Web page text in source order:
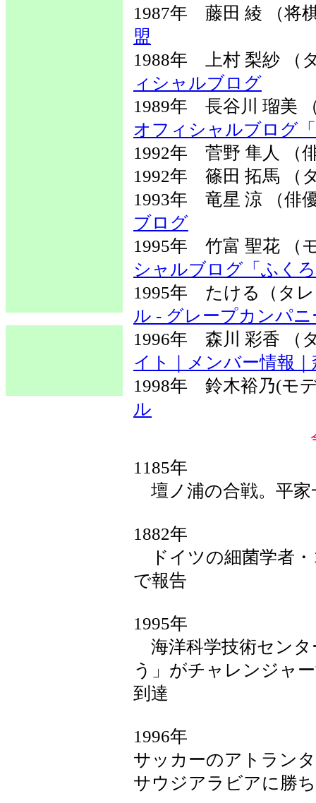
1987年 藤田 綾 （
盟
1988年 上村 梨紗
ィシャルブログ
1989年 長谷川 瑠
オフィシャルブログ
1992年 菅野 隼人 （
1992年 篠田 拓馬 （
1993年 竜星 涼 （
ブログ
1995年 竹富 聖花
シャルブログ「ふく
1995年 たける（
ル - グレープカンパニ
1996年 森川 彩香
イト｜メンバー情報
1998年 鈴木裕乃(
ル
1185年
壇ノ浦の合戦。平家
1882年
ドイツの細菌学者・
で報告
1995年
海洋科学技術センタ
う」がチャレンジャ
到達
1996年
サッカーのアトラン
サウジアラビアに勝